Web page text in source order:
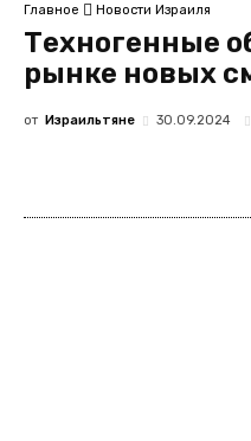
Главное Новости Израиля
Техногенные
рынке новых
от Израильтяне 30.09.2024